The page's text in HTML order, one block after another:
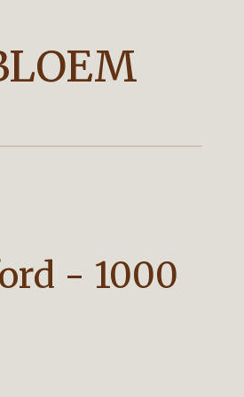
- 1000